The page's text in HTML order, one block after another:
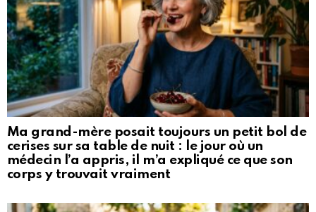
Ma grand-mère posait toujours un petit bol de
cerises sur sa table de nuit : le jour où un
médecin l’a appris, il m’a expliqué ce que son
corps y trouvait vraiment